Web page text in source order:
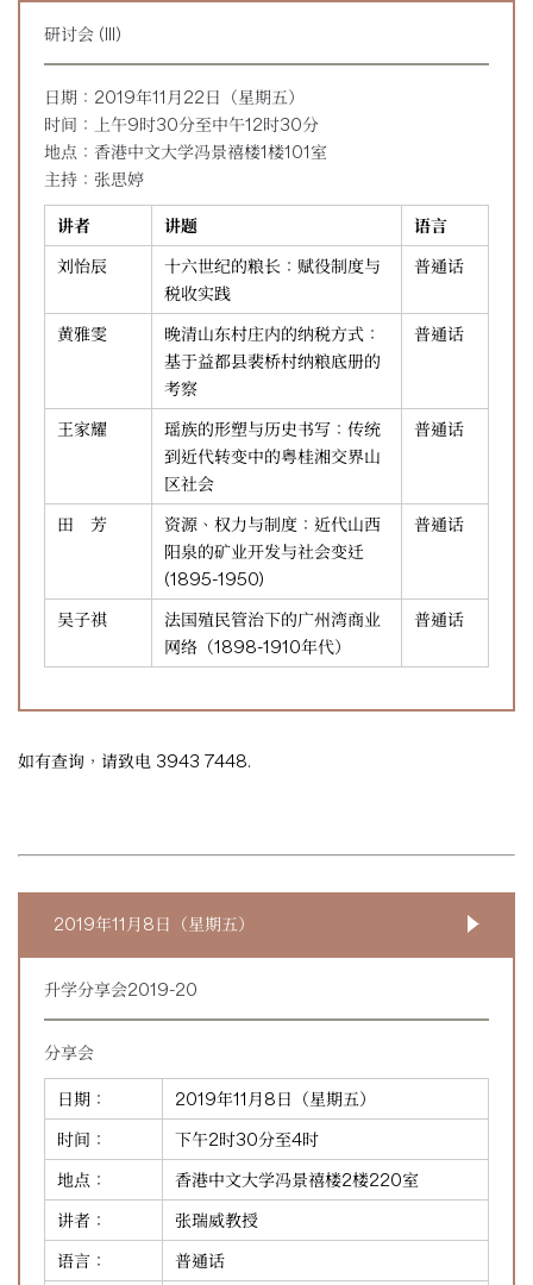
研讨会 (III)
日期：2019年11月22日（星期五）
时间：上午9时30分至中午12时30分
地点：香港中文大学冯景禧楼1楼101室
主持：张思婷
讲者 讲题
语言
刘怡辰
十六世纪的粮长：赋役制度与
税收实践
普通话
黄雅雯
晚清山东村庄内的纳税方式：
基于益都县裴桥村纳粮底册的
考察
普通话
王家耀
瑶族的形塑与历史书写：传统
到近代转变中的粤桂湘交界山
区社会
普通话
田 芳
资源、权力与制度：近代山西
阳泉的矿业开发与社会变迁
(1895-1950)
普通话
吴子祺
法国殖民管治下的广州湾商业
网络（1898-1910年代）
普通话
如有查询，请致电 3943 7448.
2019年11月8日（星期五）
升学分享会2019-20
分享会
日期：
2019年11月8日（星期五）
时间：
下午2时30分至4时
地点：
香港中文大学冯景禧楼2楼220室
讲者：
张瑞威教授
语言：
普通话